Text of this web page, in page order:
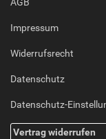
Impressum
Widerrufsrecht
Datenschutz
Datenschutz-
Vertrag widerrufen